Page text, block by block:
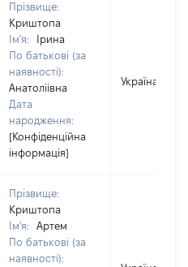
Прізвище:
Криштопа
Ім'я:
Ірина
По батькові (за
наявності):
Анатоліівна
Дата
народження:
[Конфіденційна
інформація]
Україна
Прізвище:
Криштопа
Ім'я:
Артем
По батькові (за
наявності):